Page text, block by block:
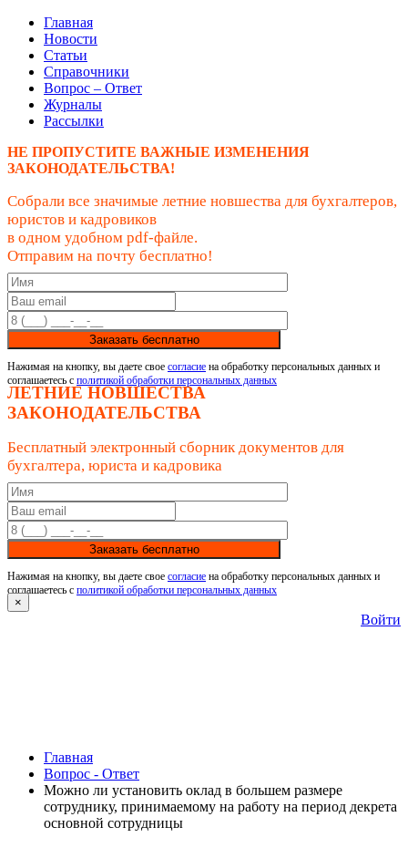
Главная
Новости
Статьи
Справочники
Вопрос – Ответ
Журналы
Рассылки
НЕ ПРОПУСТИТЕ ВАЖНЫЕ ИЗМЕНЕНИЯ
ЗАКОНОДАТЕЛЬСТВА!
Собрали все значимые летние новшества для бухгалтеров,
юристов и кадровиков
в одном удобном pdf-файле.
Отправим на почту бесплатно!
Заказать бесплатно
Нажимая на кнопку, вы даете свое согласие на обработку персональных данных и
соглашаетесь с политикой обработки персональных данных
ЛЕТНИЕ НОВШЕСТВА
ЗАКОНОДАТЕЛЬСТВА
Бесплатный электронный сборник документов для
бухгалтера, юриста и кадровика
Заказать бесплатно
Нажимая на кнопку, вы даете свое согласие на обработку персональных данных и
соглашаетесь с политикой обработки персональных данных
×
Войти
Главная
Вопрос - Ответ
Можно ли установить оклад в большем размере
сотруднику, принимаемому на работу на период декрета
основной сотрудницы